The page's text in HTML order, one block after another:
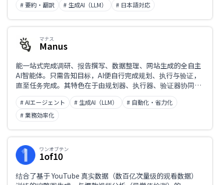
职业
# 要約・翻訳
# 生成AI（LLM） # 日本語対応
マナス
Manus
能一站式完成调研、报告撰写、数据整理、网站生成的全自主
AI智能体。只需告知目标，AI便自行完成规划、执行与验证，
直至任务完成。其特色在于由规划器、执行器、验证器协同运
作的多智能体架构。
# AIエージェント # 生成AI（LLM）
# 自動化・省力化
# 業務効率化
ワンオブテン
1of10
结合了基于 YouTube 真实数据（数百亿次量级的观看数据）